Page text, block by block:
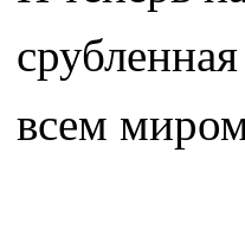
всем